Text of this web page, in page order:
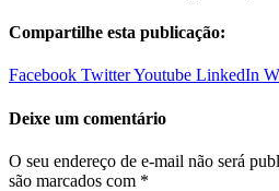
Compartilhe esta publicação:
Facebook TwitterYoutube LinkedIn
Deixe um comentário
O seu endereço de e-mail não será
são marcados com *